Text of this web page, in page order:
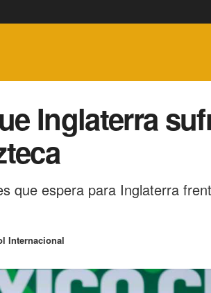
Inglaterra
que espera para Inglaterra
Internacional